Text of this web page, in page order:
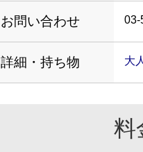
お問い合わせ 03-
詳細・持ち物 大
料